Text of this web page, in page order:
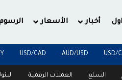
أخبار الأسعار الرسوم
USD/
AUD/USD
USD/CAD
السلع العملات الرقمية